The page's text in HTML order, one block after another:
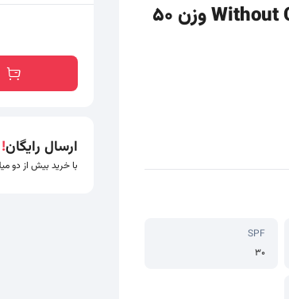
کرم ضد آفتاب آردن سان مدل Without Color وزن 50
SPF
30
ارسال رایگان!
با خرید بیش از دو